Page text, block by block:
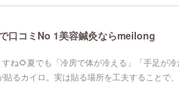
口コミNo 1美容鍼灸ならmeilong
ね🌻夏でも「冷房で体が冷える」「手足が
るカイロ。実は貼る場所を工夫することで